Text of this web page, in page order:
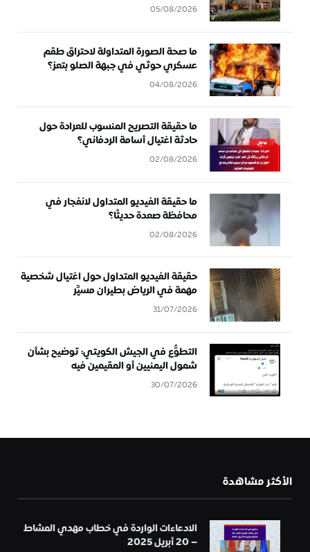
05/08/2026
ما صحة الصورة المتداولة لاحتراق طقم
عسكري حوثي في جبهة الصلو بتعز؟
04/08/2026
ما حقيقة التصريح المنسوب للعرادة حول
حادثة اغتيال أسامة الردفاني؟
02/08/2026
ما حقيقة الفيديو المتداول لانفجار في
محافظة صعدة حديثًا؟
02/08/2026
حقيقة الفيديو المتداول حول اغتيال شخصية
مهمة في الرياض بطيران مسيَّر
31/07/2026
التطوُّع في الجيش الكويتي: توضيح بشأن
شمول اليمنيين أو المقيمين فيه
30/07/2026
الأكثر مشاهدة
الادعاءات الواردة في خطاب مهدي المشاط
– 20 أبريل 2025